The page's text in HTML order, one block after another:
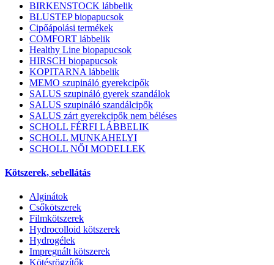
BIRKENSTOCK lábbelik
BLUSTEP biopapucsok
Cipőápolási termékek
COMFORT lábbelik
Healthy Line biopapucsok
HIRSCH biopapucsok
KOPITARNA lábbelik
MEMO szupináló gyerekcipők
SALUS szupináló gyerek szandálok
SALUS szupináló szandálcipők
SALUS zárt gyerekcipők nem béléses
SCHOLL FÉRFI LÁBBELIK
SCHOLL MUNKAHELYI
SCHOLL NŐI MODELLEK
Kötszerek, sebellátás
Alginátok
Csőkötszerek
Filmkötszerek
Hydrocolloid kötszerek
Hydrogélek
Impregnált kötszerek
Kötésrögzítők